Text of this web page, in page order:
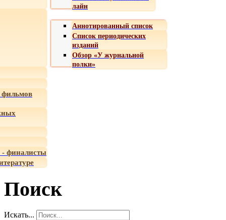
лайн
Аннотированный список
Список периодических
изданий
Обзор «У журнальной
полки»
- финалисты
Поиск
Искать...